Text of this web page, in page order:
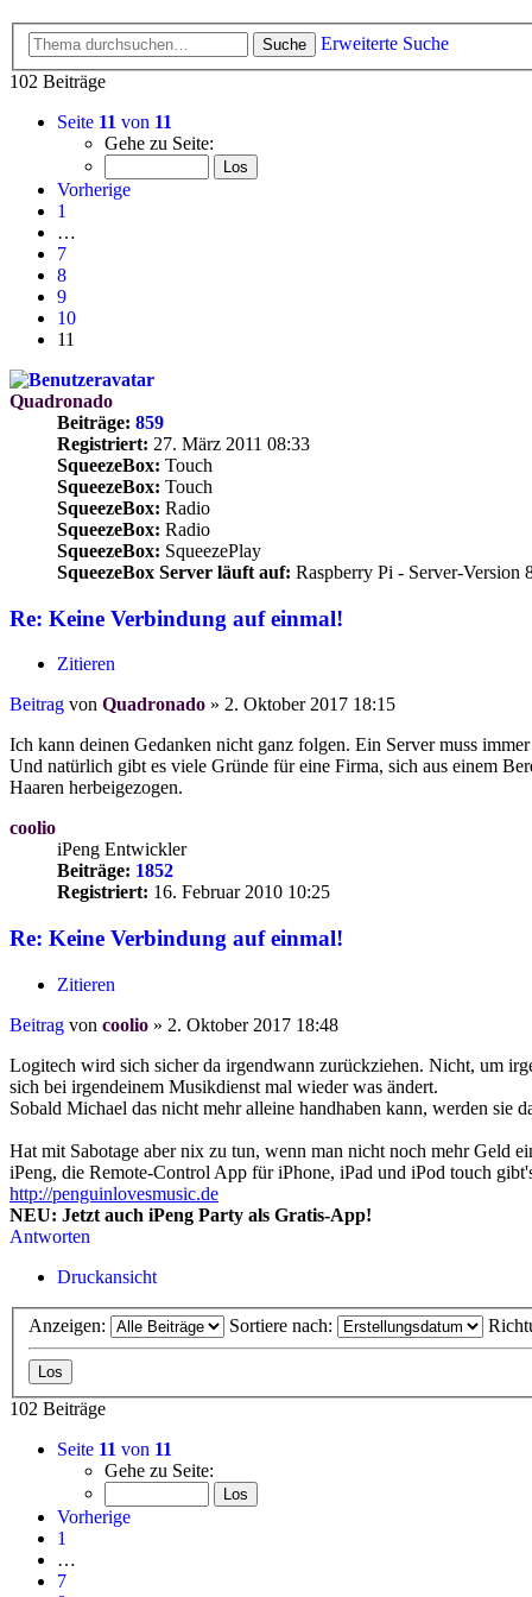
Suche
Erweiterte Suche
102 Beiträge
Seite 11 von 11
Gehe zu Seite:
Vorherige
1
…
7
8
9
10
11
Quadronado
Beiträge: 859
Registriert: 27. März 2011 08:33
SqueezeBox: Touch
SqueezeBox: Touch
SqueezeBox: Radio
SqueezeBox: Radio
SqueezeBox: SqueezePlay
SqueezeBox Server läuft auf: Raspberry Pi - Server-Version
Re: Keine Verbindung auf einmal!
Zitieren
Beitrag von Quadronado » 2. Oktober 2017 18:15
Ich kann deinen Gedanken nicht ganz folgen. Ein Server muss
Und natürlich gibt es viele Gründe für eine Firma, sich aus einem
Haaren herbeigezogen.
coolio
iPeng Entwickler
Beiträge: 1852
Registriert: 16. Februar 2010 10:25
Re: Keine Verbindung auf einmal!
Zitieren
Beitrag von coolio » 2. Oktober 2017 18:48
Logitech wird sich sicher da irgendwann zurückziehen. Nicht, um
sich bei irgendeinem Musikdienst mal wieder was ändert.
Sobald Michael das nicht mehr alleine handhaben kann, werden sie
Hat mit Sabotage aber nix zu tun, wenn man nicht noch mehr Geld
iPeng, die Remote-Control App für iPhone, iPad und iPod touch
http://penguinlovesmusic.de
NEU: Jetzt auch iPeng Party als Gratis-App!
Antworten
Druckansicht
Anzeigen: Sortiere nach:
102 Beiträge
Seite 11 von 11
Gehe zu Seite:
Vorherige
1
…
7